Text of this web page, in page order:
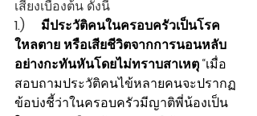
เสี่ยงเบื้องต้น ดังนี้
1.) มีประวัติคนในครอบครัวเป็นโรค
ใหลตาย หรือเสียชีวิตจากการนอนหลับ
อย่างกะทันหันโดยไม่ทราบสาเหตุ “เมื่อ
สอบถามประวัติคนไข้หลายคนจะปรากฏ
ข้อบ่งชี้ว่าในครอบครัวมีญาติพี่น้องเป็น